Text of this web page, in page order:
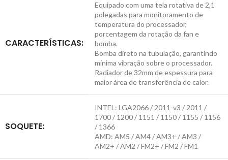
CARACTERÍSTICAS:
Equipado com uma tela rotativa de 2,1
polegadas para monitoramento de
temperatura do processador,
porcentagem da rotação da fan e
bomba.
Bomba direto na tubulação, garantindo
mínima vibração sobre o processador.
Radiador de 32mm de espessura para
maior área de transferência de calor.
SOQUETE:
INTEL: LGA2066 / 2011-v3 / 2011 /
1700 / 1200 / 1151 / 1150 / 1155 / 1156
/ 1366
AMD: AM5 / AM4 / AM3+ / AM3 /
AM2+ / AM2 / FM2+ / FM2 / FM1